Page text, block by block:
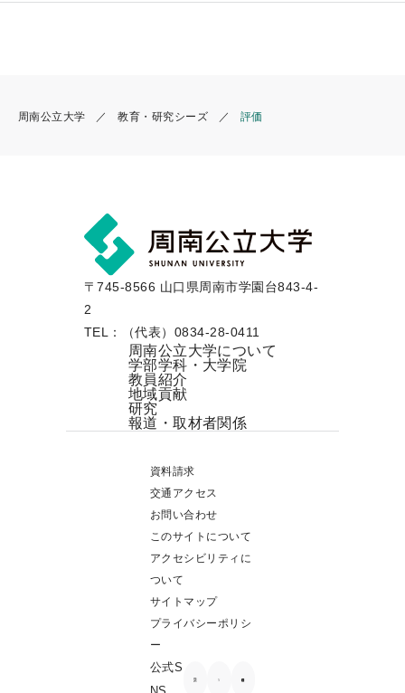
周南公立大学 教育・研究シーズ 評価
〒745-8566 山口県周南市学園台843-4-
2
TEL：（代表）0834-28-0411
周南公立大学について
学部学科・大学院
教員紹介
地域貢献
研究
報道・取材者関係
資料請求
交通アクセス
お問い合わせ
このサイトについて
アクセシビリティに
ついて
サイトマップ
プライバシーポリシ
ー
公式S